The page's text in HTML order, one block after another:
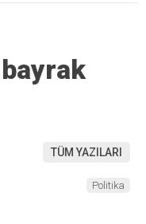
TÜM YAZILARI
Politika